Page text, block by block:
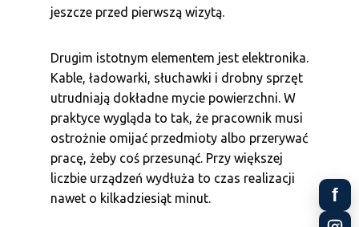
jeszcze przed pierwszą wizytą.
Drugim istotnym elementem jest elektronika.
Kable, ładowarki, słuchawki i drobny sprzęt
utrudniają dokładne mycie powierzchni. W
praktyce wygląda to tak, że pracownik musi
ostrożnie omijać przedmioty albo przerywać
pracę, żeby coś przesunąć. Przy większej
liczbie urządzeń wydłuża to czas realizacji
nawet o kilkadziesiąt minut.
f